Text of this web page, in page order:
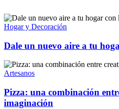
Hogar y Decoración
Dale un nuevo aire a tu
Artesanos
Pizza: una combinación
imaginación